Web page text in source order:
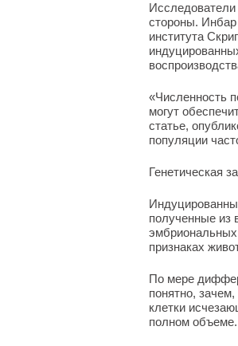
стороны.
института
«Численность
могут
статье,
популяции
Генетическая
полученные из
эмбриональных
признаках
По мере
понятно,
клетки
полном объеме.